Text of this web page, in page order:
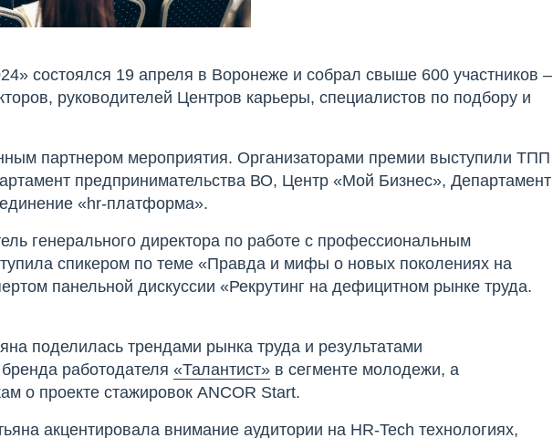
состоялся 19 апреля в Воронеже и собрал свыше 600 участников –
руководителей Центров карьеры, специалистов по подбору и
партнером мероприятия. Организаторами премии выступили ТПП
предпринимательства ВО, Центр «Мой Бизнес», Департамент
«hr-платформа».
генерального директора по работе с профессиональным
спикером по теме «Правда и мифы о новых поколениях на
панельной дискуссии «Рекрутинг на дефицитном рынке труда.
поделилась трендами рынка труда и результатами
работодателя«Талантист» в сегменте молодежи, а
о проекте стажировок ANCOR Start.
акцентировала внимание аудитории на HR-Tech технологиях,